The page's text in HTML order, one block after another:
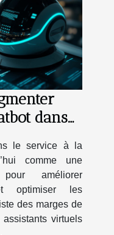
dans
le service à la
comme une
pour améliorer
optimiser les
des marges de
virtuels